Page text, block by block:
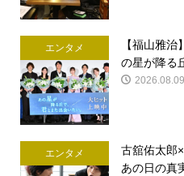
エンタメ
【福山雅
の星が降る
2026.08.09
エンタメ
古舘佑太郎
あの日の真